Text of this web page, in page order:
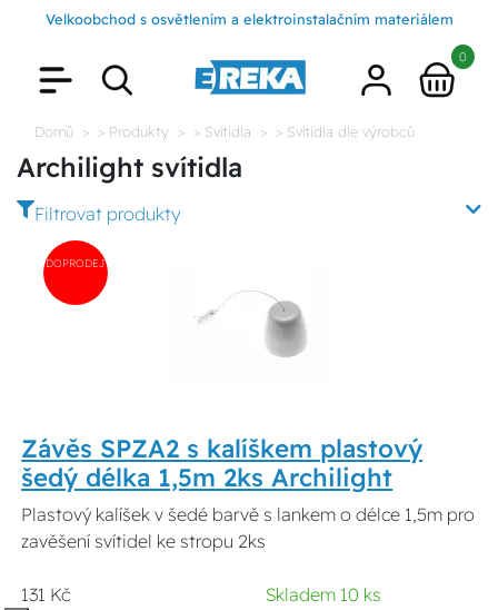
Velkoobchod s osvětlením a elektroinstalačním materiálem
0
Domů > Produkty > Svítidla > Svítidla dle výrobců
Archilight svítidla
Filtrovat produkty
DOPRODEJ
Závěs SPZA2 s kalíškem plastový
šedý délka 1,5m 2ks Archilight
Plastový kalíšek v šedé barvě s lankem o délce 1,5m pro
zavěšení svítidel ke stropu 2ks
131 Kč
Skladem 10 ks